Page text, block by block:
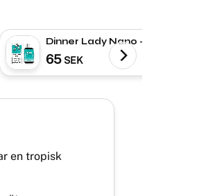
Dinner Lady Nano –
Spearmint Menthol |
ENGÅNGS VAPE
65SEK
en tropisk